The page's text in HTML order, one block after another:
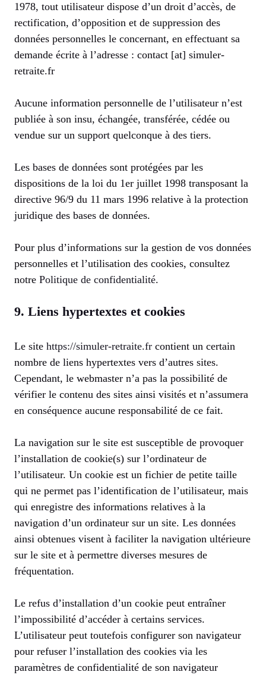
1978, tout utilisateur dispose d’un droit d’accès, de
rectification, d’opposition et de suppression des
données personnelles le concernant, en effectuant sa
demande écrite à l’adresse : contact [at] simuler-
retraite.fr
Aucune information personnelle de l’utilisateur n’est
publiée à son insu, échangée, transférée, cédée ou
vendue sur un support quelconque à des tiers.
Les bases de données sont protégées par les
dispositions de la loi du 1er juillet 1998 transposant la
directive 96/9 du 11 mars 1996 relative à la protection
juridique des bases de données.
Pour plus d’informations sur la gestion de vos données
personnelles et l’utilisation des cookies, consultez
notre Politique de confidentialité.
9. Liens hypertextes et cookies
Le site https://simuler-retraite.fr contient un certain
nombre de liens hypertextes vers d’autres sites.
Cependant, le webmaster n’a pas la possibilité de
vérifier le contenu des sites ainsi visités et n’assumera
en conséquence aucune responsabilité de ce fait.
La navigation sur le site est susceptible de provoquer
l’installation de cookie(s) sur l’ordinateur de
l’utilisateur. Un cookie est un fichier de petite taille
qui ne permet pas l’identification de l’utilisateur, mais
qui enregistre des informations relatives à la
navigation d’un ordinateur sur un site. Les données
ainsi obtenues visent à faciliter la navigation ultérieure
sur le site et à permettre diverses mesures de
fréquentation.
Le refus d’installation d’un cookie peut entraîner
l’impossibilité d’accéder à certains services.
L’utilisateur peut toutefois configurer son navigateur
pour refuser l’installation des cookies via les
paramètres de confidentialité de son navigateur